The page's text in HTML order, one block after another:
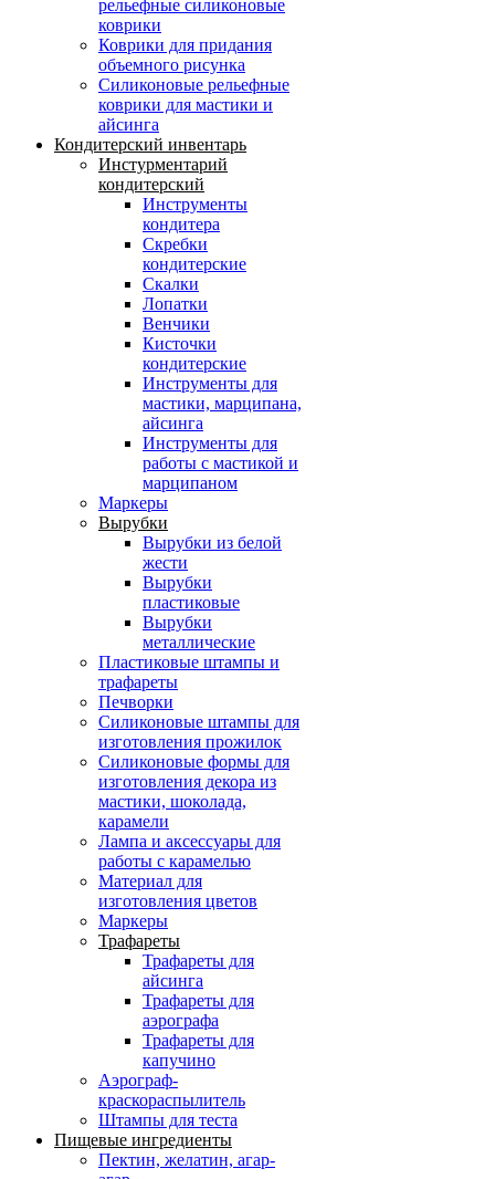
рельефные силиконовые
коврики
Коврики для придания
объемного рисунка
Силиконовые рельефные
коврики для мастики и
айсинга
Кондитерский инвентарь
Инстурментарий
кондитерский
Инструменты
кондитера
Скребки
кондитерские
Скалки
Лопатки
Венчики
Кисточки
кондитерские
Инструменты для
мастики, марципана,
айсинга
Инструменты для
работы с мастикой и
марципаном
Маркеры
Вырубки
Вырубки из белой
жести
Вырубки
пластиковые
Вырубки
металлические
Пластиковые штампы и
трафареты
Печворки
Силиконовые штампы для
изготовления прожилок
Силиконовые формы для
изготовления декора из
мастики, шоколада,
карамели
Лампа и аксессуары для
работы с карамелью
Материал для
изготовления цветов
Маркеры
Трафареты
Трафареты для
айсинга
Трафареты для
аэрографа
Трафареты для
капучино
Аэрограф-
краскораспылитель
Штампы для теста
Пищевые ингредиенты
Пектин, желатин, агар-